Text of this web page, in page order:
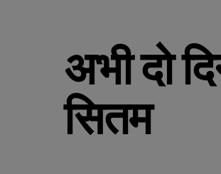
अभी दो
सितम